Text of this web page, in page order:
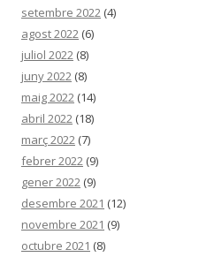
setembre 2022 (4)
agost 2022 (6)
juliol 2022 (8)
juny 2022 (8)
maig 2022 (14)
abril 2022 (18)
març 2022 (7)
febrer 2022 (9)
gener 2022 (9)
desembre 2021 (12)
novembre 2021 (9)
octubre 2021 (8)